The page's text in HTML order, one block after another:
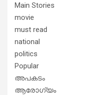
Main Stories
movie
must read
national
politics
Popular
അപകടം
ആരോഗ്യം